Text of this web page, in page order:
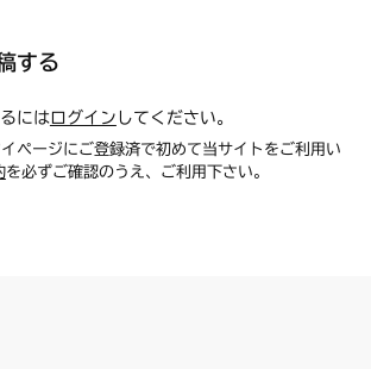
する
にはログイン してください。
ージにご登録済で初めて当サイトをご利用い
を必ずご確認のうえ、ご利用下さい。